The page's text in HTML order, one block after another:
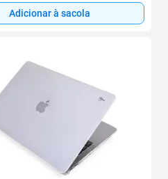
Adicionar à sacola